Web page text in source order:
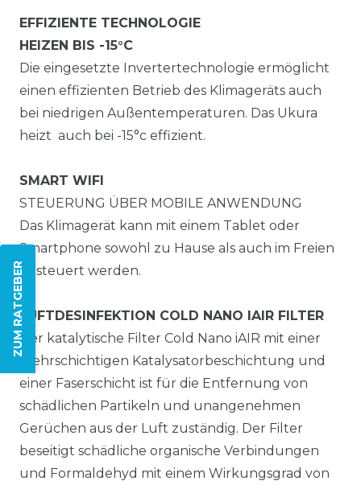
ZUM RATGEBER
EFFIZIENTE TECHNOLOGIE
HEIZEN BIS -15°C
Die eingesetzte Invertertechnologie ermöglicht
einen effizienten Betrieb des Klimageräts auch
bei niedrigen Außentemperaturen. Das Ukura
heizt auch bei -15°c effizient.
SMART WIFI
STEUERUNG ÜBER MOBILE ANWENDUNG
Das Klimagerät kann mit einem Tablet oder
Smartphone sowohl zu Hause als auch im Freien
gesteuert werden.
LUFTDESINFEKTION COLD NANO IAIR FILTER
Der katalytische Filter Cold Nano iAIR mit einer
mehrschichtigen Katalysatorbeschichtung und
einer Faserschicht ist für die Entfernung von
schädlichen Partikeln und unangenehmen
Gerüchen aus der Luft zuständig. Der Filter
beseitigt schädliche organische Verbindungen
und Formaldehyd mit einem Wirkungsgrad von